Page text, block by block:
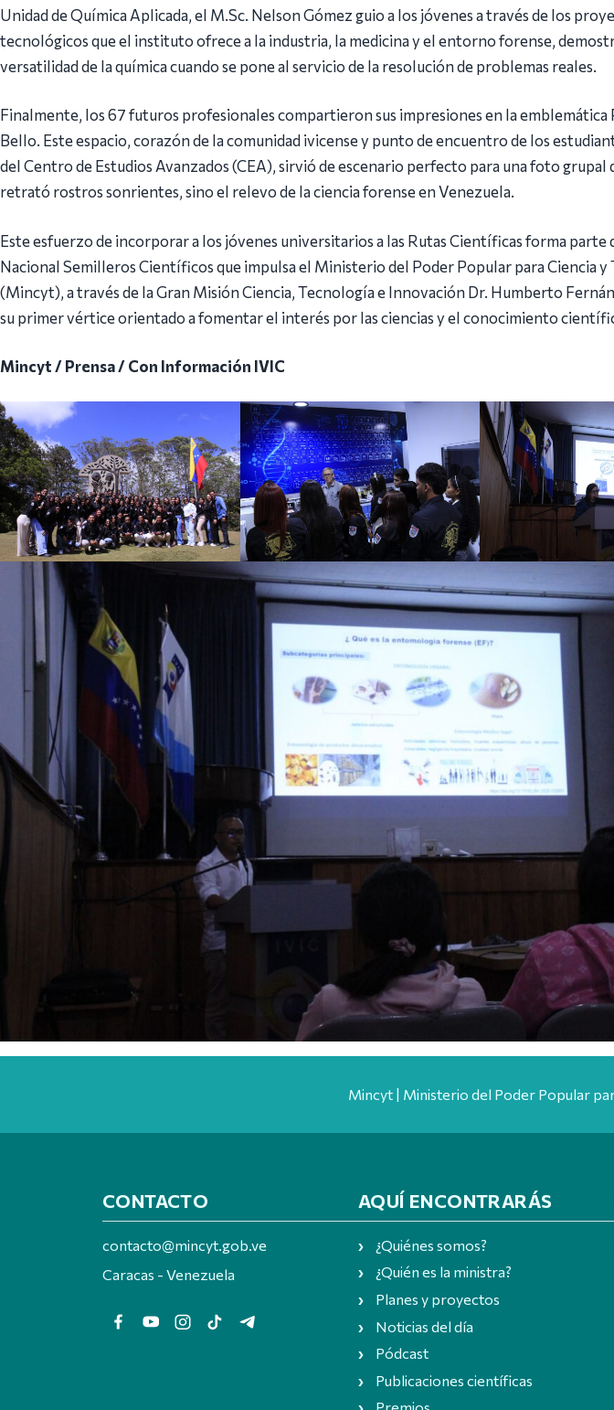
Unidad de Química Aplicada, el M.Sc. Nelson Gómez guio a los jóvenes a través de los
tecnológicos que el instituto ofrece a la industria, la medicina y el entorno forense,
versatilidad de la química cuando se pone al servicio de la resolución de problemas reales.
Finalmente, los 67 futuros profesionales compartieron sus impresiones en la emblemática
Bello. Este espacio, corazón de la comunidad ivicense y punto de encuentro de los
del Centro de Estudios Avanzados (CEA), sirvió de escenario perfecto para una foto grupal
retrató rostros sonrientes, sino el relevo de la ciencia forense en Venezuela.
Este esfuerzo de incorporar a los jóvenes universitarios a las Rutas Científicas forma parte
Nacional Semilleros Científicos que impulsa el Ministerio del Poder Popular para Ciencia y
(Mincyt), a través de la Gran Misión Ciencia, Tecnología e Innovación Dr. Humberto
su primer vértice orientado a fomentar el interés por las ciencias y el conocimiento
Mincyt / Prensa / Con Información IVIC
Mincyt | Ministerio del Poder Popular
CONTACTO
contacto@mincyt.gob.ve
Caracas - Venezuela
AQUÍ ENCONTRARÁS
¿Quiénes somos?
¿Quién es la ministra?
Planes y proyectos
Noticias del día
Pódcast
Publicaciones científicas